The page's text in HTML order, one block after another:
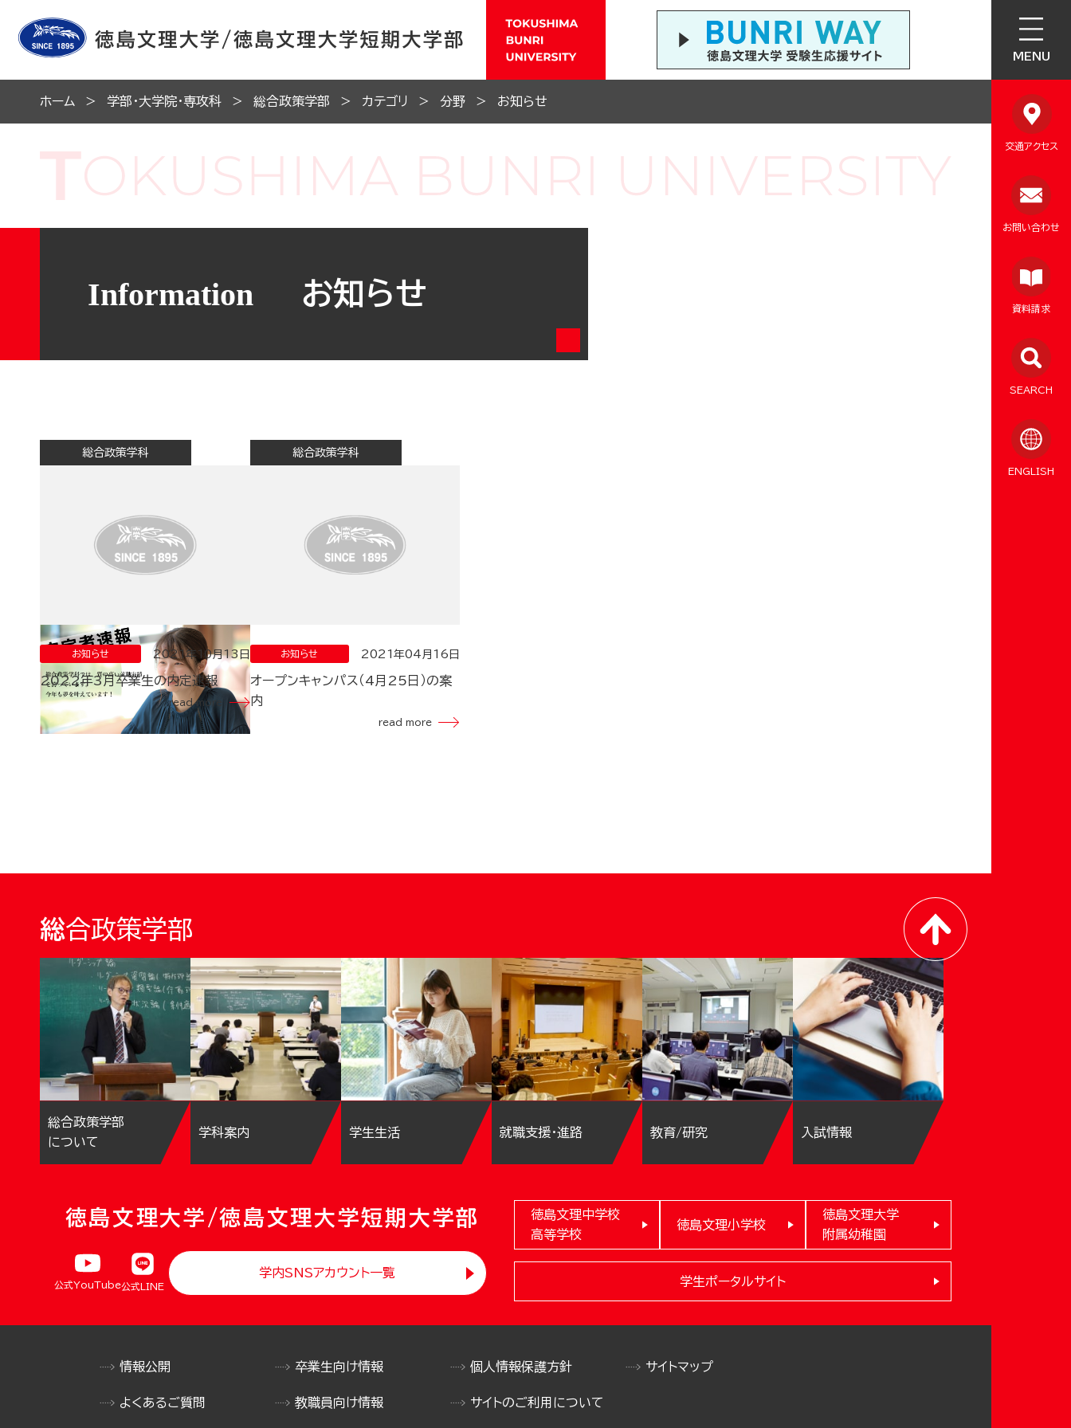
MENU
交通アクセス
お問い合わせ
資料請求
SEARCH
ENGLISH
ホーム 学部・大学院・専攻科 総合政策学部 カテゴリ 分野 お知らせ
お知らせ
総合政策学科
お知らせ 2021年10月13日
2022年3月卒業生の内定速報
read more
総合政策学科
お知らせ 2021年04月16日
オープンキャンパス（4月25日）の案
内
read more
総合政策学部
総合政策学部
について
学科案内 学生生活 就職支援・進路 教育/研究 入試情報
徳島文理大学/徳島文理大学短期大学部
公式YouTube公式LINE
学内SNSアカウント一覧
徳島文理中学校
高等学校
徳島文理小学校
徳島文理大学
附属幼稚園
学生ポータルサイト
情報公開
よくあるご質問
卒業生向け情報
教職員向け情報
個人情報保護方針
サイトのご利用について
サイトマップ